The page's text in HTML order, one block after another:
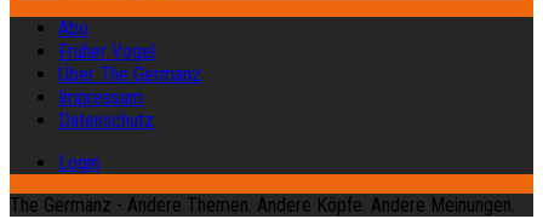
Abo
Früher Vogel
Über The Germanz
Impressum
Datenschutz
Login
The Germanz - Andere Themen. Andere Köpfe. Andere Meinungen.